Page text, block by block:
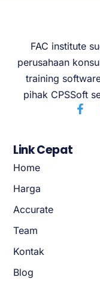
FAC institute
perusahaan
training
pihak CPSSoft
Link Cepat
Home
Harga
Accurate
Team
Kontak
Blog